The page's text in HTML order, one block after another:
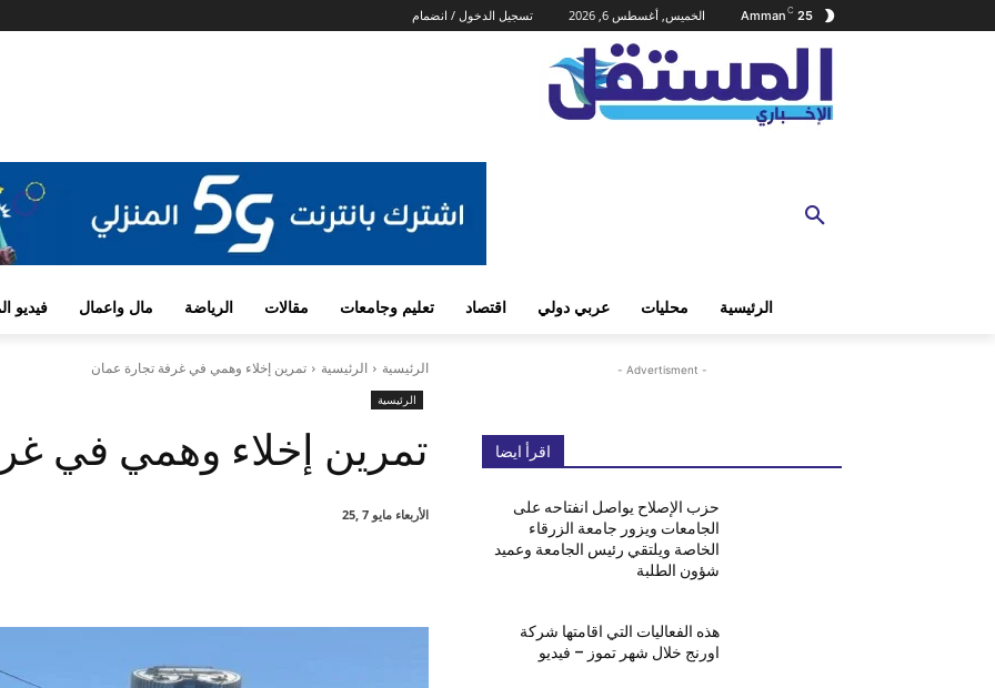
25
C
Amman الخميس, أغسطس 6, 2026 تسجيل الدخول / انضمام
الرئيسية محليات عربي دولي اقتصاد تعليم وجامعات مقالات الرياضة مال واعمال فيديو
الرئيسية الرئيسية تمرين إخلاء وهمي في غرفة تجارة عمان
الرئيسية
تمرين إخلاء وهمي في
الأربعاء مايو 7 ,25
- Advertisment -
اقرأ ايضا
حزب الإصلاح يواصل انفتاحه على
الجامعات ويزور جامعة الزرقاء
الخاصة ويلتقي رئيس الجامعة وعميد
شؤون الطلبة
هذه الفعاليات التي اقامتها شركة
اورنج خلال شهر تموز – فيديو